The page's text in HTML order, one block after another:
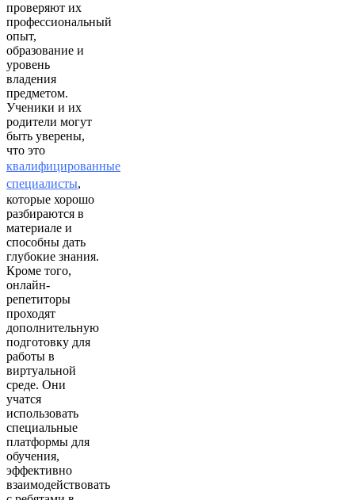
проверяют их
профессиональный
опыт,
образование и
уровень
владения
предметом.
Ученики и их
родители могут
быть уверены,
что это
квалифицированные
специалисты,
которые хорошо
разбираются в
материале и
способны дать
глубокие знания.
Кроме того,
онлайн-
репетиторы
проходят
дополнительную
подготовку для
работы в
виртуальной
среде. Они
учатся
использовать
специальные
платформы для
обучения,
эффективно
взаимодействовать